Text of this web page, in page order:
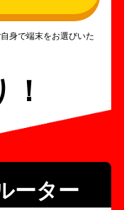
身で端末をお選びいた
ーター